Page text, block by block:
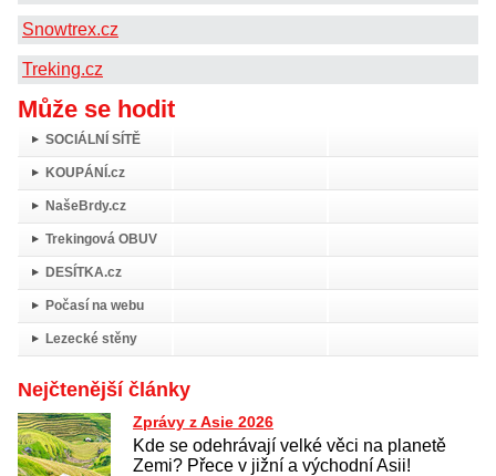
Snowtrex.cz
Treking.cz
Může se hodit
SOCIÁLNÍ SÍTĚ
KOUPÁNÍ.cz
NašeBrdy.cz
Trekingová OBUV
DESÍTKA.cz
Počasí na webu
Lezecké stěny
Nejčtenější články
Zprávy z Asie 2026
Kde se odehrávají velké věci na planetě
Zemi? Přece v jižní a východní Asii!